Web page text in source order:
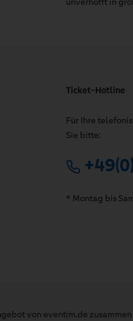
Ticket-Hotline
Für Ihre
Sie bitte:
* Montag bis
von eventim.de